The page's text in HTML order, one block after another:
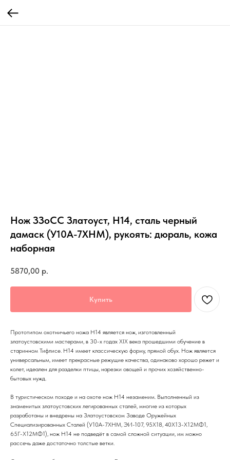
Нож ЗЗоСС Златоуст, Н14, сталь черный
дамаск (У10А-7ХНМ), рукоять: дюраль, кожа
наборная
5870,00 р.
Купить
Прототипом охотничьего ножа Н14 является нож, изготовленный
златоустовскими мастерами, в 30-х годах XIX века прошедшими обучение в
старинном Тифлисе. Н14 имеет классическую форму, прямой обух. Нож является
универсальным, имеет прекрасные режущие качества, одинаково хорошо режет и
колет, идеален для разделки птицы, нарезки овощей и прочих хозяйственно-
бытовых нужд.
В туристическом походе и на охоте нож Н14 незаменим. Выполненный из
знаменитых златоустовских легированных сталей, многие из которых
разработаны и внедрены на Златоустовском Заводе Оружейных
Специализированных Сталей (У10А-7ХНМ, ЭИ-107, 95Х18, 40Х13-Х12МФ1,
65Г-Х12МФ1), нож Н14 не подведёт в самой сложной ситуации, им можно
рассечь даже достаточно толстые ветки.